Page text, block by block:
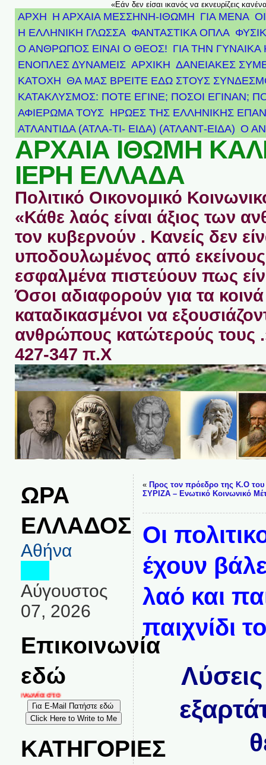
«Εάν δεν είσαι ικανός να εκνευρίζεις
ΑΡΧΗ Η ΑΡΧΑΙΑ ΜΕΣΣΗΝΗ-ΙΘΩΜΗ ΓΙΑ ΜΕΝΑ
Η ΕΛΛΗΝΙΚΗ ΓΛΩΣΣΑ ΦΑΝΤΑΣΤΙΚΑ ΟΠΛΑ
Ο ΑΝΘΡΩΠΟΣ ΕΙΝΑΙ Ο ΘΕΟΣ! ΓΙΑ ΤΗΝ ΓΥΝΑΙΚΑ
ΕΝΟΠΛΕΣ ΔΥΝΑΜΕΙΣ ΑΡΧΙΚΉ ΔΑΝΕΙΑΚΕΣ
ΚΑΤΟΧΗ ΘΑ ΜΑΣ ΒΡΕΙΤΕ ΕΔΩ ΣΤΟΥΣ
ΚΑΤΑΚΛΥΣΜΟΣ: ΠΟΤΕ ΕΓΙΝΕ; ΠΟΣΟΙ ΕΓΙΝΑΝ;
ΑΦΙΈΡΩΜΑ ΤΟΥΣ ΉΡΩΕΣ ΤΗΣ ΕΛΛΗΝΙΚΉΣ
ΑΤΛΑΝΤΊΔΑ (ΑΤΛΑ-ΤΙ- ΕΙΔΑ) (ΑΤΛΑΝΤ-ΕΙΔΑ) Ο
ΑΡΧΑΙΑ ΙΘΩΜΗ
ΙΕΡΗ ΕΛΛΑΔΑ
Πολιτικό Οικονομικό
«Κάθε λαός είναι άξιος των
τον κυβερνούν . Κανείς δεν
υποδουλωμένος από
εσφαλμένα πιστεύουν πως
Όσοι αδιαφορούν για τα κοινά
καταδικασμένοι να
ανθρώπους κατώτερούς τους
427-347 π.Χ
ΩΡΑ
ΕΛΛΑΔΟΣ
Αθήνα
Αύγουστος
07, 2026
Επικοινωνία
εδώ
στο
ΚΑΤΗΓΟΡΙΕΣ
« Προς τον πρόεδρο της Κ.Ο του
ΣΥΡΙΖΑ – Ενωτικό Κοινωνικό
Οι
έχουν
λαό και
παιχνίδι